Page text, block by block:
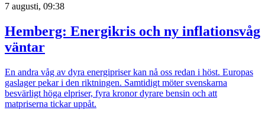
7 augusti, 09:38
Hemberg: Energikris och ny inflationsvåg
väntar
En andra våg av dyra energipriser kan nå oss redan i höst. Europas
gaslager pekar i den riktningen. Samtidigt möter svenskarna
besvärligt höga elpriser, fyra kronor dyrare bensin och att
matpriserna tickar uppåt.